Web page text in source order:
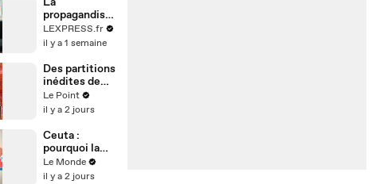
propagandiste
Xenia
Fedorova
mesure
d'exclusion
LEXPRESS.fr
il y a 1 semaine
Des partitions
inédites de
Mozart
retrouvées à
Bibliothèque
nationale de
France
Le Point
il y a 2 jours
Ceuta :
pourquoi la
crise
migratoire
Le Monde
il y a 2 jours